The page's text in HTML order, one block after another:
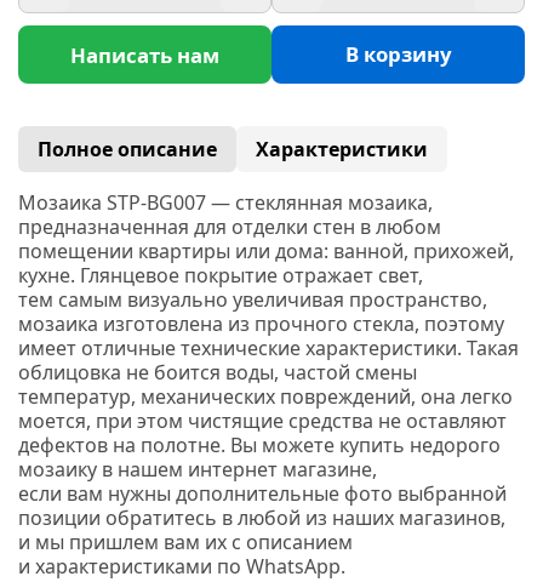
Написать нам В корзину
Полное описание
Характеристики
Мозаика STP-BG007 — стеклянная мозаика,
предназначенная для отделки стен в любом
помещении квартиры или дома: ванной, прихожей,
кухне. Глянцевое покрытие отражает свет,
тем самым визуально увеличивая пространство,
мозаика изготовлена из прочного стекла, поэтому
имеет отличные технические характеристики. Такая
облицовка не боится воды, частой смены
температур, механических повреждений, она легко
моется, при этом чистящие средства не оставляют
дефектов на полотне. Вы можете купить недорого
мозаику в нашем интернет магазине,
если вам нужны дополнительные фото выбранной
позиции обратитесь в любой из наших магазинов,
и мы пришлем вам их с описанием
и характеристиками по WhatsApp.